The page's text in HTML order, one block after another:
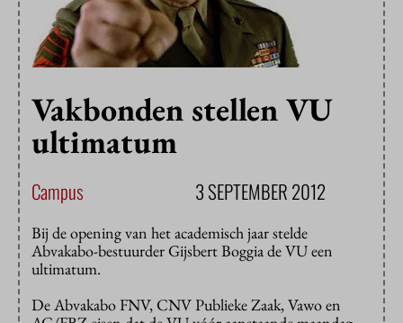
Vakbonden stellen VU
ultimatum
Campus 3 SEPTEMBER 2012
Bij de opening van het academisch jaar stelde
Abvakabo-bestuurder Gijsbert Boggia de VU een
ultimatum.
De Abvakabo FNV, CNV Publieke Zaak, Vawo en